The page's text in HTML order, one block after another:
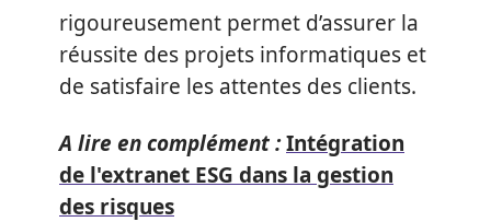
rigoureusement permet d’assurer la
réussite des projets informatiques et
de satisfaire les attentes des clients.
A lire en complément :Intégration
de l'extranet ESG dans la gestion
des risques